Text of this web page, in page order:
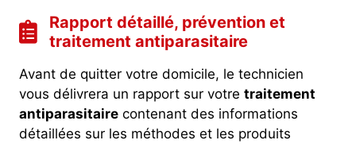
Rapport détaillé, prévention et
traitement antiparasitaire
Avant de quitter votre domicile, le technicien
vous délivrera un rapport sur votre traitement
antiparasitaire contenant des informations
détaillées sur les méthodes et les produits